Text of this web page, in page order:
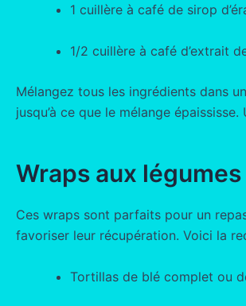
1 cuillère à café de sirop
1/2 cuillère à café d’extrait
Mélangez tous les ingrédients dans
jusqu’à ce que le mélange
Wraps aux
Ces wraps sont parfaits pour un
favoriser leur récupération. Voici la
Tortillas de blé complet ou